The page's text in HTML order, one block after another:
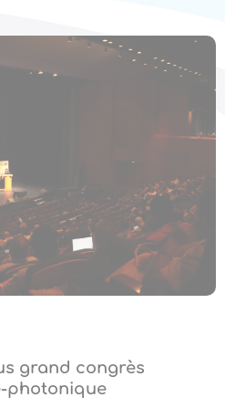
grand congrès
photonique